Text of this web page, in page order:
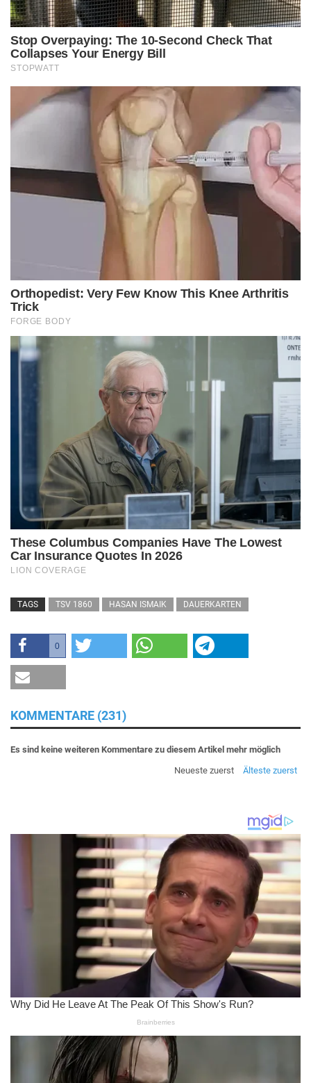
TAGS TSV 1860 HASAN ISMAIK DAUERKARTEN
0
KOMMENTARE (231)
Es sind keine weiteren Kommentare zu diesem Artikel mehr möglich
Neueste zuerst
Älteste zuerst